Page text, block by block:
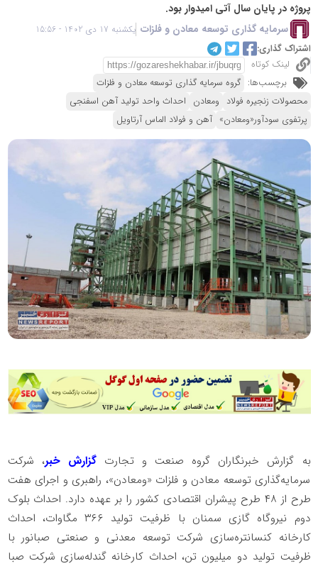
پروژه در پایان سال آتی امیدوار بود.
سرمایه گذاری توسعه معادن و فلزات یکشنبه 17 دی 1402 - 15:56
اشتراک گذاری:
لینک کوتاه
برچسب‌ها: گروه سرمایه گذاری توسعه معادن و فلزات
محصولات زنجیره فولاد ومعادن احداث واحد تولید آهن اسفنجی
پرتفوی سودآور«ومعادن» آهن و فولاد الماس آرتاویل
به گزارش خبرنگاران گروه صنعت و تجارتگزارش خبر، شرکت
سرمایه‌گذاری توسعه معادن و فلزات «ومعادن»، راهبری و اجرای هفت
طرح از ۴۸ طرح پیشران اقتصادی کشور را بر عهده دارد. احداث بلوک
دوم نیروگاه گازی سمنان با ظرفیت تولید ۳۶۶ مگاوات، احداث
کارخانه کنسانتره‌‌سازی شرکت توسعه معدنی و صنعتی صبانور با
ظرفیت تولید دو میلیون تن، احداث کارخانه گندله‌سازی شرکت صبا